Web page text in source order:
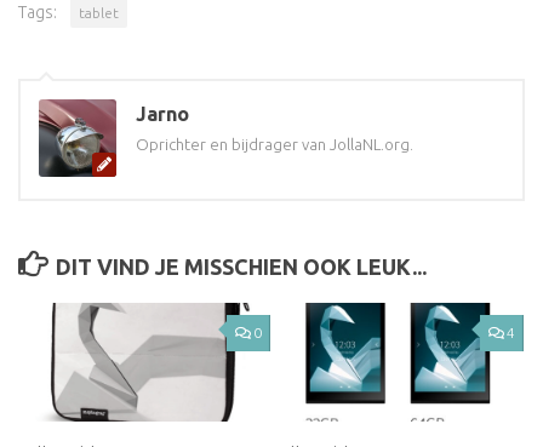
Tags: tablet
Jarno
Oprichter en bijdrager van JollaNL.org.
DIT VIND JE MISSCHIEN OOK LEUK...
0 4